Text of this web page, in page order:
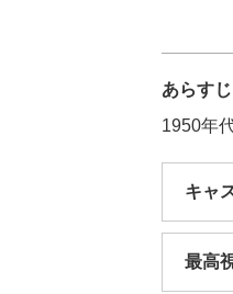
あらすじ
1950年
キャ
最高